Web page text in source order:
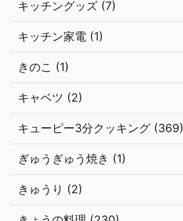
キッチングッズ (7)
キッチン家電 (1)
きのこ (1)
キャベツ (2)
キューピー3分クッキング (369)
ぎゅうぎゅう焼き (1)
きゅうり (2)